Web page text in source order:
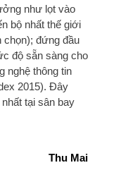
như lọt vào
bộ nhất thế giới
chọn); đứng đầu
độ sẵn sàng cho
nghệ thông tin
2015). Đây
tại sân bay
Thu Mai